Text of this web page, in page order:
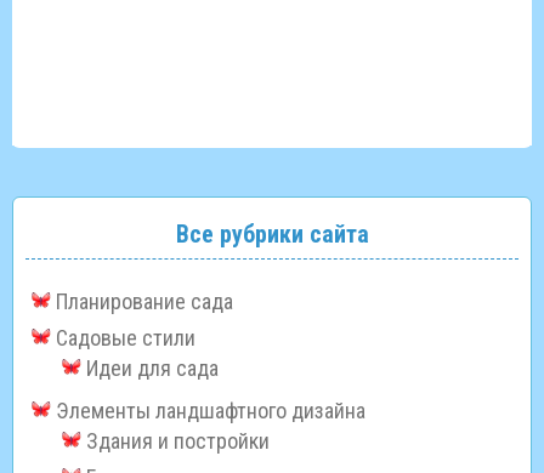
Все рубрики сайта
Планирование сада
Садовые стили
Идеи для сада
Элементы ландшафтного дизайна
Здания и постройки